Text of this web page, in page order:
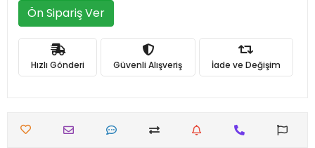
Ön Sipariş Ver
Hızlı Gönderi Güvenli Alışveriş İade ve Değişim